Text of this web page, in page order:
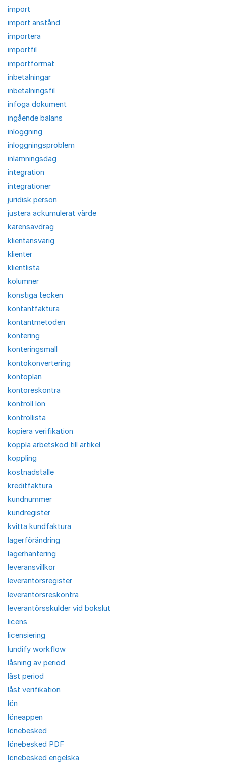
import
import anstånd
importera
importfil
importformat
inbetalningar
inbetalningsfil
infoga dokument
ingående balans
inloggning
inloggningsproblem
inlämningsdag
integration
integrationer
juridisk person
justera ackumulerat värde
karensavdrag
klientansvarig
klienter
klientlista
kolumner
konstiga tecken
kontantfaktura
kontantmetoden
kontering
konteringsmall
kontokonvertering
kontoplan
kontoreskontra
kontroll lön
kontrollista
kopiera verifikation
koppla arbetskod till artikel
koppling
kostnadställe
kreditfaktura
kundnummer
kundregister
kvitta kundfaktura
lagerförändring
lagerhantering
leveransvillkor
leverantörsregister
leverantörsreskontra
leverantörsskulder vid bokslut
licens
licensiering
lundify workflow
låsning av period
låst period
låst verifikation
lön
löneappen
lönebesked
lönebesked PDF
lönebesked engelska